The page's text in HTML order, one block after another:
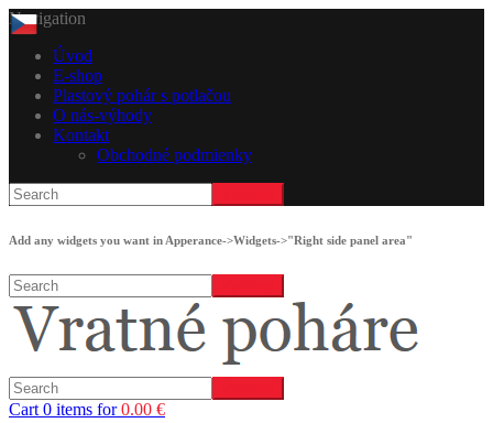
Navigation
Úvod
E-shop
Plastový pohár s potlačou
O nás-výhody
Kontakt
Obchodné podmienky
Add any widgets you want in Apperance->Widgets->"Right side panel area"
Cart 0 items for0.00 €